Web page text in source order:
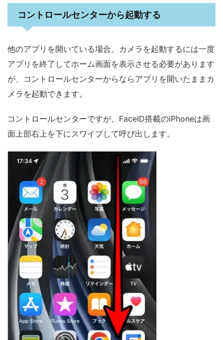
コントロールセンターから起動する
他のアプリを開いている場合、カメラを起動するには一度
アプリを終了してホーム画面を表示させる必要があります
が、コントロールセンターからならアプリを開いたままカ
メラを起動できます。
コントロールセンターですが、FaceID搭載のiPhoneは画
面上部右上を下にスワイプして呼び出します。